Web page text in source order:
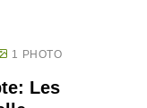
1 PHOTO
Les